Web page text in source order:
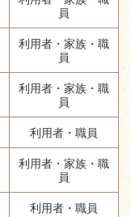
員
利用者・家族・職
員
利用者・家族・職
員
利用者・職員
利用者・家族・職
員
利用者・職員